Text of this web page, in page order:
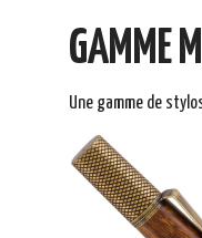
GAMME
Une gamme de